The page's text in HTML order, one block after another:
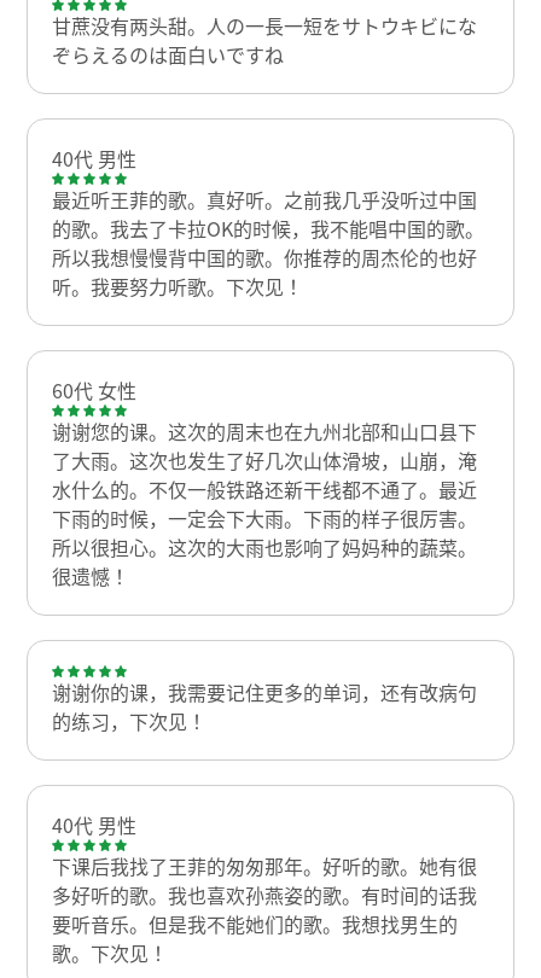
甘蔗没有两头甜。人の一長一短をサトウキビにな
ぞらえるのは面白いですね
40代 男性
最近听王菲的歌。真好听。之前我几乎没听过中国
的歌。我去了卡拉OK的时候，我不能唱中国的歌。
所以我想慢慢背中国的歌。你推荐的周杰伦的也好
听。我要努力听歌。下次见！
60代 女性
谢谢您的课。这次的周末也在九州北部和山口县下
了大雨。这次也发生了好几次山体滑坡，山崩，淹
水什么的。不仅一般铁路还新干线都不通了。最近
下雨的时候，一定会下大雨。下雨的样子很厉害。
所以很担心。这次的大雨也影响了妈妈种的蔬菜。
很遗憾！
谢谢你的课，我需要记住更多的单词，还有改病句
的练习，下次见！
40代 男性
下课后我找了王菲的匆匆那年。好听的歌。她有很
多好听的歌。我也喜欢孙燕姿的歌。有时间的话我
要听音乐。但是我不能她们的歌。我想找男生的
歌。下次见！